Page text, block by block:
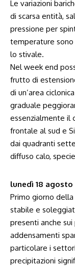
Le variazioni
di scarsa entità,
pressione per
temperature
lo stivale.
Nel week end
frutto di
di un’area
graduale
essenzialmente il
frontale al sud e
dai quadranti
diffuso calo,
lunedì 18 agosto
Primo giorno
stabile e
presenti anche
addensamenti
particolare i
precipitazioni